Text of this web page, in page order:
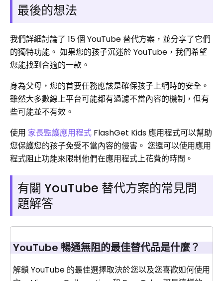
最後的想法
我們詳細討論了 15 個 YouTube 替代方案，並分享了它們
的獨特功能。 如果您的孩子沉迷於 YouTube，我們希望
您能找到合適的一款。
身為父母，您的首要任務應該是確保孩子上網時的安全。
雖然大多數線上平台可能都有過濾不當內容的機制，但有
些可能並不有效。
使用 家長監護應用程式 FlashGet Kids 應用程式可以幫助
您保護您的孩子免受不當內容的侵害。 您還可以使用應用
程式阻止功能來限制他們在應用程式上花費的時間。
有關 YouTube 替代方案的常見問
題解答
YouTube 暢通無阻的最佳替代品是什麼？
解鎖 YouTube 的最佳選擇取決於您以及您喜歡如何使用